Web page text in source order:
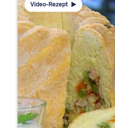
Video-Rezept